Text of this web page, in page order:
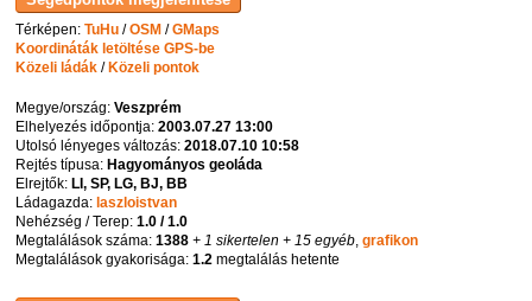
Térképen:TuHu /OSM /GMaps
Koordináták letöltése GPS-be
Közeli ládák / Közeli pontok
Megye/ország:Veszprém
Elhelyezés időpontja:2003.07.27 13:00
Utolsó lényeges változás:2018.07.10 10:58
Rejtés típusa: Hagyományos geoláda
Elrejtők: LI, SP, LG, BJ, BB
Ládagazda: laszloistvan
Nehézség / Terep:1.0 / 1.0
Megtalálások száma:1388 + 1 sikertelen + 15 egyéb,grafikon
Megtalálások gyakorisága:1.2 megtalálás hetente